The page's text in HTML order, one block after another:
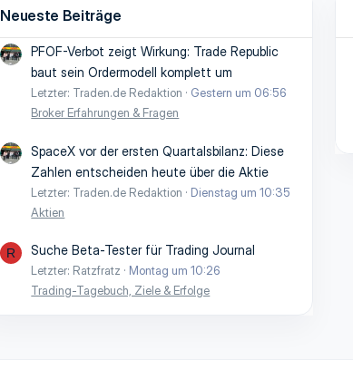
Neueste Beiträge
PFOF-Verbot zeigt Wirkung: Trade Republic
baut sein Ordermodell komplett um
Letzter: Traden.de Redaktion
Gestern um 06:56
Broker Erfahrungen & Fragen
SpaceX vor der ersten Quartalsbilanz: Diese
Zahlen entscheiden heute über die Aktie
Letzter: Traden.de Redaktion
Dienstag um 10:35
Aktien
R Suche Beta-Tester für Trading Journal
Letzter: Ratzfratz
Montag um 10:26
Trading-Tagebuch, Ziele & Erfolge